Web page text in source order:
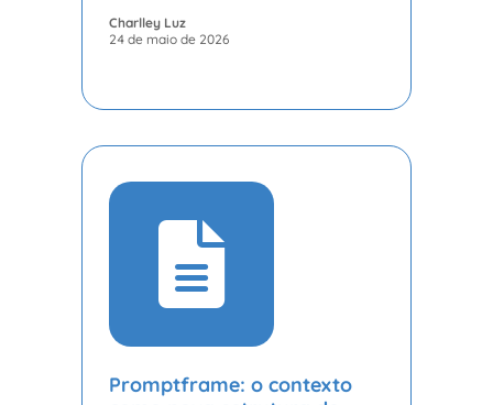
Charlley Luz
24 de maio de 2026
Promptframe: o contexto